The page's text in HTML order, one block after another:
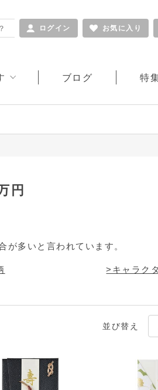
ログイン お気に入り
ブログ 特
円
多いと言われています。
>キャラク
並び替え